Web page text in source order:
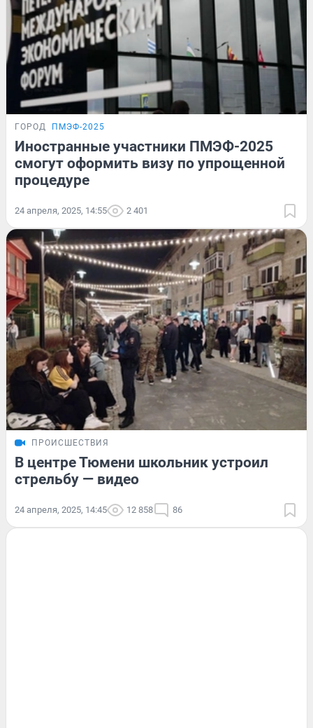
ГОРОД ПМЭФ-2025
Иностранные участники ПМЭФ-2025
смогут оформить визу по упрощенной
процедуре
24 апреля, 2025, 14:55 2 401
ПРОИСШЕСТВИЯ
В центре Тюмени школьник устроил
стрельбу — видео
24 апреля, 2025, 14:45 12 858 86